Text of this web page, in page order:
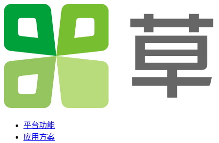
平台功能
应用方案